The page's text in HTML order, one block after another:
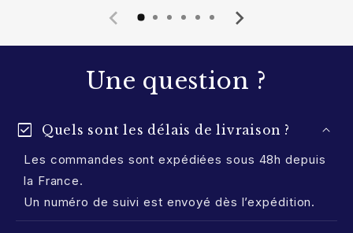
Une question ?
check_box
Quels sont les délais de livraison ?
Les commandes sont expédiées sous 48h depuis
la France.
Un numéro de suivi est envoyé dès l’expédition.